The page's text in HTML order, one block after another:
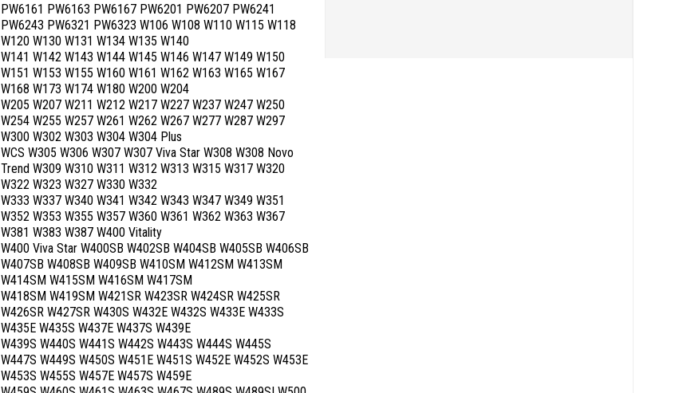
PW6161 PW6163 PW6167 PW6201 PW6207 PW6241
PW6243 PW6321 PW6323 W106 W108 W110 W115 W118
W120 W130 W131 W134 W135 W140
W141 W142 W143 W144 W145 W146 W147 W149 W150
W151 W153 W155 W160 W161 W162 W163 W165 W167
W168 W173 W174 W180 W200 W204
W205 W207 W211 W212 W217 W227 W237 W247 W250
W254 W255 W257 W261 W262 W267 W277 W287 W297
W300 W302 W303 W304 W304 Plus
WCS W305 W306 W307 W307 Viva Star W308 W308 Novo
Trend W309 W310 W311 W312 W313 W315 W317 W320
W322 W323 W327 W330 W332
W333 W337 W340 W341 W342 W343 W347 W349 W351
W352 W353 W355 W357 W360 W361 W362 W363 W367
W381 W383 W387 W400 Vitality
W400 Viva Star W400SB W402SB W404SB W405SB W406SB
W407SB W408SB W409SB W410SM W412SM W413SM
W414SM W415SM W416SM W417SM
W418SM W419SM W421SR W423SR W424SR W425SR
W426SR W427SR W430S W432E W432S W433E W433S
W435E W435S W437E W437S W439E
W439S W440S W441S W442S W443S W444S W445S
W447S W449S W450S W451E W451S W452E W452S W453E
W453S W455S W457E W457S W459E